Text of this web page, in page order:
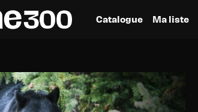
Catalogue Ma liste